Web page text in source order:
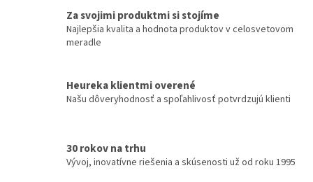
v
k
p
i
s
Za svojimi produktmi si stojíme
Najlepšia kvalita a hodnota produktov v celosvetovom
meradle
Heureka klientmi overené
Našu dôveryhodnosť a spoľahlivosť potvrdzujú klienti
30 rokov na trhu
Vývoj, inovatívne riešenia a skúsenosti už od roku 1995